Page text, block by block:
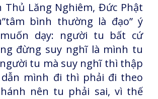
Thủ Lăng Nghiêm, Đức Phật
bình thường là đạo” ý
dạy: người tu bất cứ
đừng suy nghĩ là mình tu
tu mà suy nghĩ thì thập
mình đi thì phải đi theo
nên tu phải sai, vì thế